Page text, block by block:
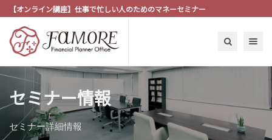
【オンライン講座】仕事で忙しい人のためのマネーセミナー
Toggle
セミナー情報
セミナー詳細情報